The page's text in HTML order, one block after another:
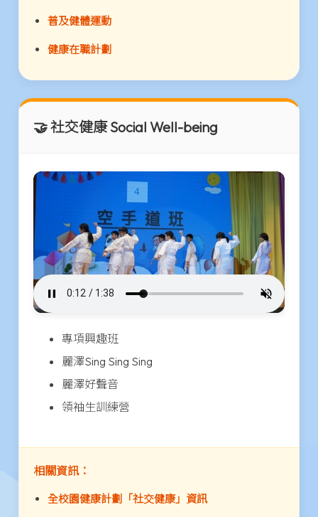
普及健體運動
健康在職計劃
🤝 社交健康 Social Well-being
專項興趣班
麗澤Sing Sing Sing
麗澤好聲音
領袖生訓練營
相關資訊：
全校園健康計劃「社交健康」資訊